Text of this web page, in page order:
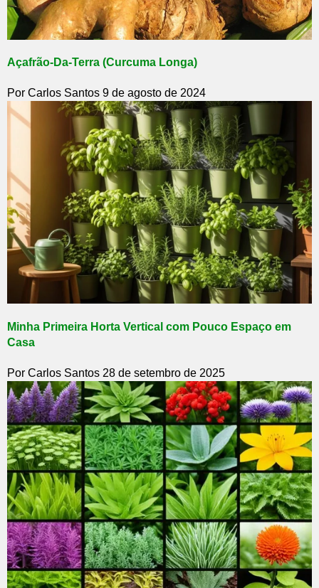
Açafrão-Da-Terra (Curcuma Longa)
Por Carlos Santos 9 de agosto de 2024
Minha Primeira Horta Vertical com Pouco Espaço em
Casa
Por Carlos Santos 28 de setembro de 2025